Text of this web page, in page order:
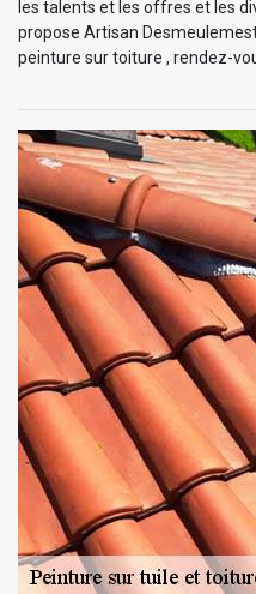
les talents et les offres et les
propose Artisan
peinture sur toiture , rendez-